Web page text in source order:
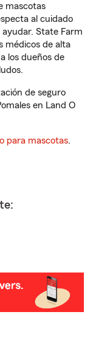
mascotas
al cuidado
State Farm
médicos de alta
los dueños de
de seguro
en Land O
para mascotas.